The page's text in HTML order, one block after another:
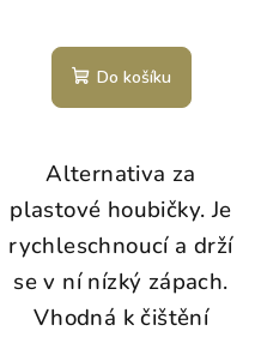
Do košíku
Alternativa za
plastové houbičky. Je
rychleschnoucí a drží
se v ní nízký zápach.
Vhodná k čištění